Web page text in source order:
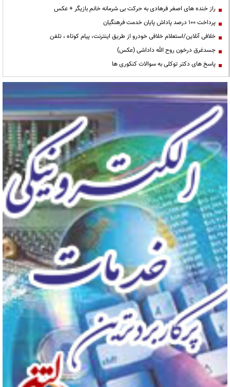
راز خنده های اصغر فرهادی به حرکت بی شرمانه خانم بازیگر + عکس
پرداخت ۱۰۰ درصد پاداش پایان خدمت فرهنگیان
خلافی آنلاین/استعلام خلافی خودرو از طریق اینترنت، پیام کوتاه ، تلفن
جسدغرق درخون روح الله داداشی (عکس)
پاسخ های دکتر توکلی به سوالات کنکوری ها